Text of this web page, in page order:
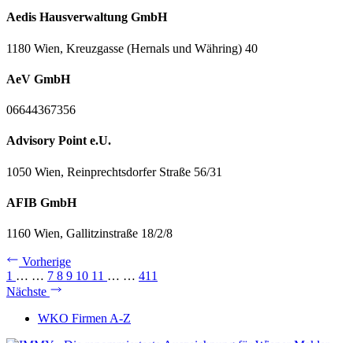
Aedis Hausverwaltung GmbH
1180 Wien, Kreuzgasse (Hernals und Währing) 40
AeV GmbH
06644367356
Advisory Point e.U.
1050 Wien, Reinprechtsdorfer Straße 56/31
AFIB GmbH
1160 Wien, Gallitzinstraße 18/2/8
Vorherige
1 … … 7 8 9 10 11 … … 411
Nächste
WKO Firmen A-Z